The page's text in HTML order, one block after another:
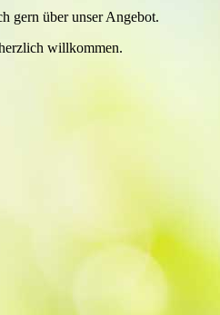
gern über unser Angebot.
willkommen.